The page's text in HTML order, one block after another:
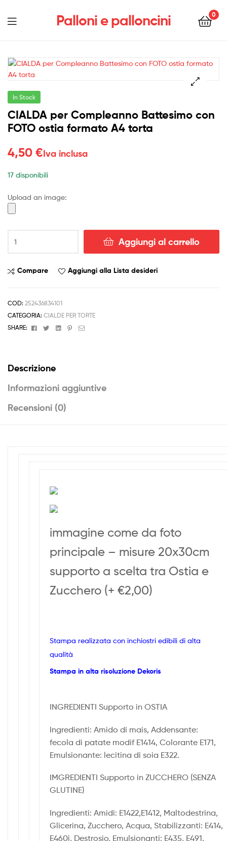
Palloni e palloncini 0
Menu
In Stock
CIALDA per Compleanno Battesimo con
FOTO ostia formato A4 torta
4,50 €Iva inclusa
17 disponibili
Upload an image:
per
Battesimo
ostia
formato
A4
Aggiungi al carrello
Compare Aggiungi alla Lista desideri
COD: 252436834101
CATEGORIA: CIALDE PER TORTE
SHARE:
FacebookTwitterLinkedinPinterest
Email
Descrizione
Informazioni aggiuntive
Recensioni (0)
immagine come da foto
principale – misure 20x30cm
supporto a scelta tra Ostia e
Zucchero (+ €2,00)
Stampa realizzata con inchiostri edibili di alta
qualità
Stampa in alta risoluzione Dekoris
INGREDIENTI Supporto in OSTIA
Ingredienti: Amido di mais, Addensante:
fecola di patate modif E1414, Colorante E171,
Emulsionante: lecitina di soia E322.
IMGREDIENTI Supporto in ZUCCHERO (SENZA
GLUTINE)
Ingredienti: Amidi: E1422,E1412, Maltodestrina,
Glicerina, Zucchero, Acqua, Stabilizzanti: E414,
E460i, Destrosio, Emulsionanti: E435, E491,